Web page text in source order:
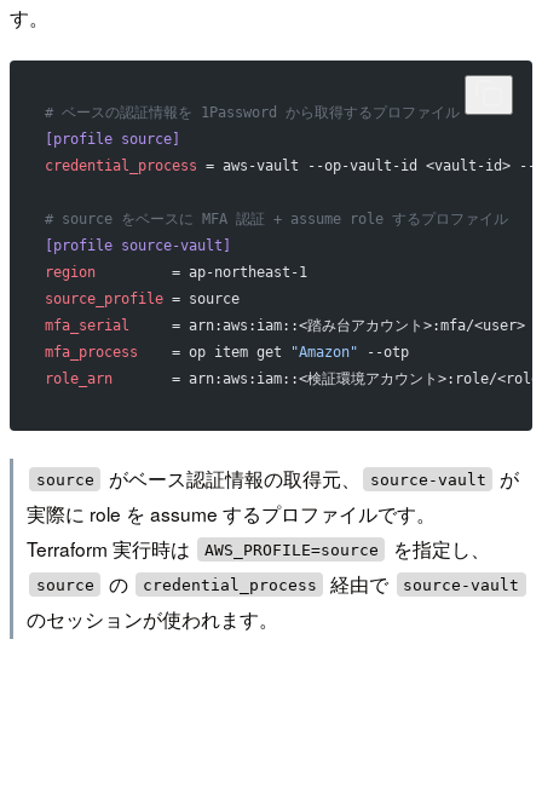
す。
# ベースの認証情報を 1Password から取得するプロファイル
[profile source]
credential_process = aws-vault --op-vault-id <vault-id> --
# source をベースに MFA 認証 + assume role するプロファイル
[profile source-vault]
region
         = ap-northeast-1
source_profile = source
mfa_serial
     = arn:aws:iam::<踏み台アカウント>:mfa/<user>
mfa_process
    = op item get
"Amazon" --otp
role_arn
= arn:aws:iam::<検証環境アカウント>:role/
source がベース認証情報の取得元、 source-vault
が
実際に role を assume するプロファイルです。
Terraform 実行時は
AWS_PROFILE=source を指定し、
source の credential_process 経由で source-vault
のセッションが使われます。